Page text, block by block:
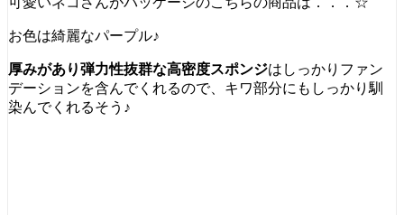
お色は綺麗なパープル♪
厚みがあり弾力性抜群な高密度スポンジはしっかりファン
デーションを含んでくれるので、キワ部分にもしっかり馴
染んでくれるそう♪